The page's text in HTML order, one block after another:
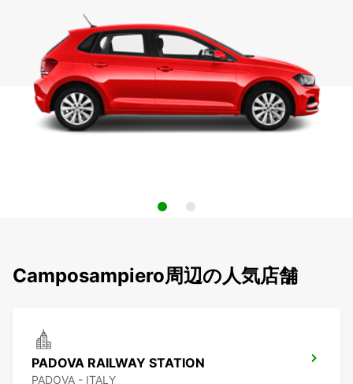
Camposampiero周辺の人気店舗
PADOVA RAILWAY STATION
PADOVA - ITALY